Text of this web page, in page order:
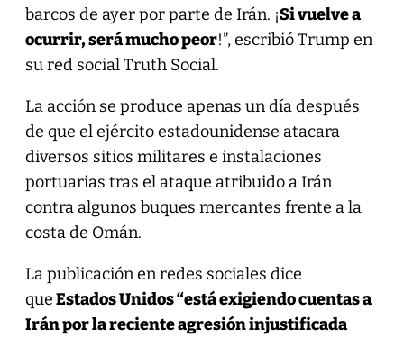
barcos de ayer por parte de Irán. ¡Si vuelve a
ocurrir, será mucho peor!”, escribió Trump en
su red social Truth Social.
La acción se produce apenas un día después
de que el ejército estadounidense atacara
diversos sitios militares e instalaciones
portuarias tras el ataque atribuido a Irán
contra algunos buques mercantes frente a la
costa de Omán.
La publicación en redes sociales dice
queEstados Unidos “está exigiendo cuentas a
Irán por la reciente agresión injustificada